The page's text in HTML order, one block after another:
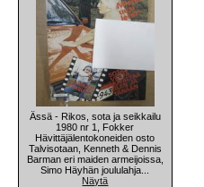
Ässä - Rikos, sota ja seikkailu
1980 nr 1, Fokker
Hävittäjälentokoneiden osto
Talvisotaan, Kenneth & Dennis
Barman eri maiden armeijoissa,
Simo Häyhän joululahja...
Näytä